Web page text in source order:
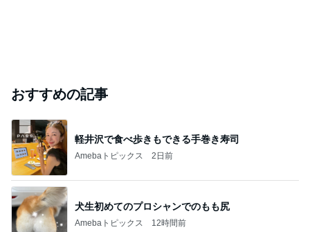
おすすめの記事
軽井沢で食べ歩きもできる手巻き寿司
Amebaトピックス 2日前
犬生初めてのプロシャンでのもも尻
Amebaトピックス 12時間前